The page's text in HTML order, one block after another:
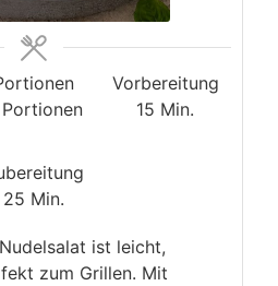
Portionen
Vorbereitung
15 Minuten
Min.
25 Minuten
Min.
ist leicht,
zum Grillen. Mit